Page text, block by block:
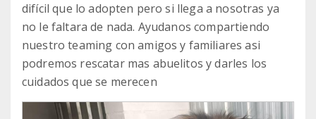
difícil que lo adopten pero si llega a nosotras ya
no le faltara de nada. Ayudanos compartiendo
nuestro teaming con amigos y familiares asi
podremos rescatar mas abuelitos y darles los
cuidados que se merecen